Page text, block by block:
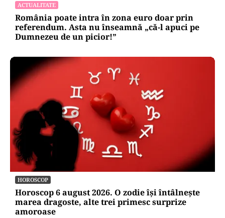
ACTUALITATE
România poate intra în zona euro doar prin
referendum. Asta nu înseamnă „că-l apuci pe
Dumnezeu de un picior!”
HOROSCOP
Horoscop 6 august 2026. O zodie își întâlnește
marea dragoste, alte trei primesc surprize
amoroase